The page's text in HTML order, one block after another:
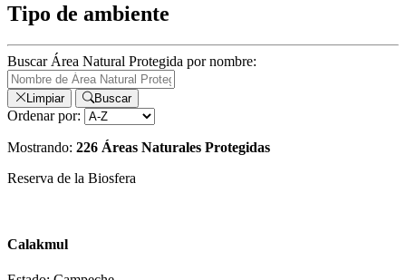
Tipo de ambiente
Buscar Área Natural Protegida por nombre:
Limpiar Buscar
Ordenar por:
Mostrando: 226 Áreas Naturales Protegidas
Reserva de la Biosfera
Calakmul